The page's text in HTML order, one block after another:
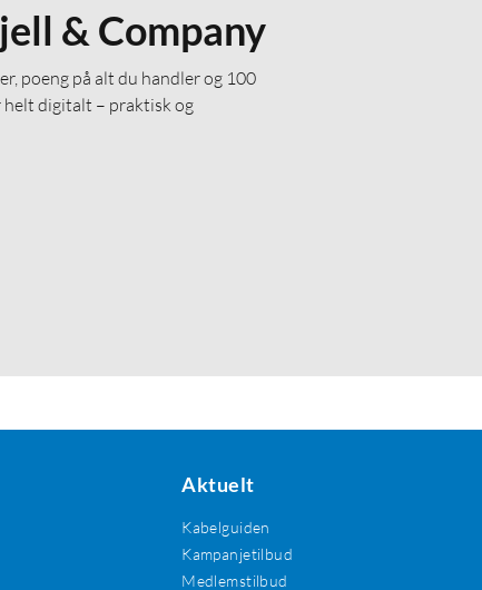
& Company
poeng på alt du handler og 100
digitalt – praktisk og
Aktuelt
Kabelguiden
Kampanjetilbud
Medlemstilbud